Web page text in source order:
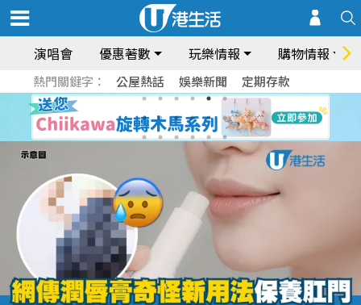
演唱會 優惠著數 玩樂情報 購物情報
熱門關鍵字： 公屋熱話 娛樂新聞 定期存款